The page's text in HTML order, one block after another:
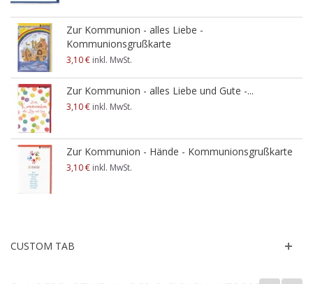
Zur Kommunion - alles Liebe -
Kommunionsgrußkarte
3,10 € inkl. MwSt.
Zur Kommunion - alles Liebe und Gute -...
3,10 € inkl. MwSt.
Zur Kommunion - Hände - Kommunionsgrußkarte
3,10 € inkl. MwSt.
CUSTOM TAB